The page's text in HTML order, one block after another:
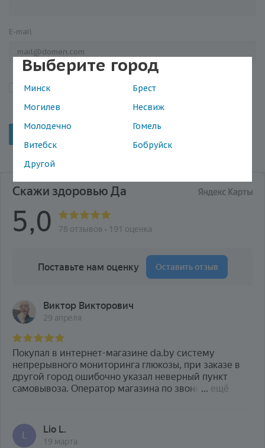
Выберите город
Минск
Брест
Могилев
Несвиж
Молодечно
Гомель
Витебск
Бобруйск
Другой
E-mail
Я подтверждаю, что ознакомился с «
обработке персональных данных